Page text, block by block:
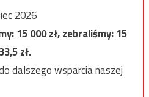
2026
15 000zł, zebraliśmy:15
zł.
dalszego wsparcia naszej